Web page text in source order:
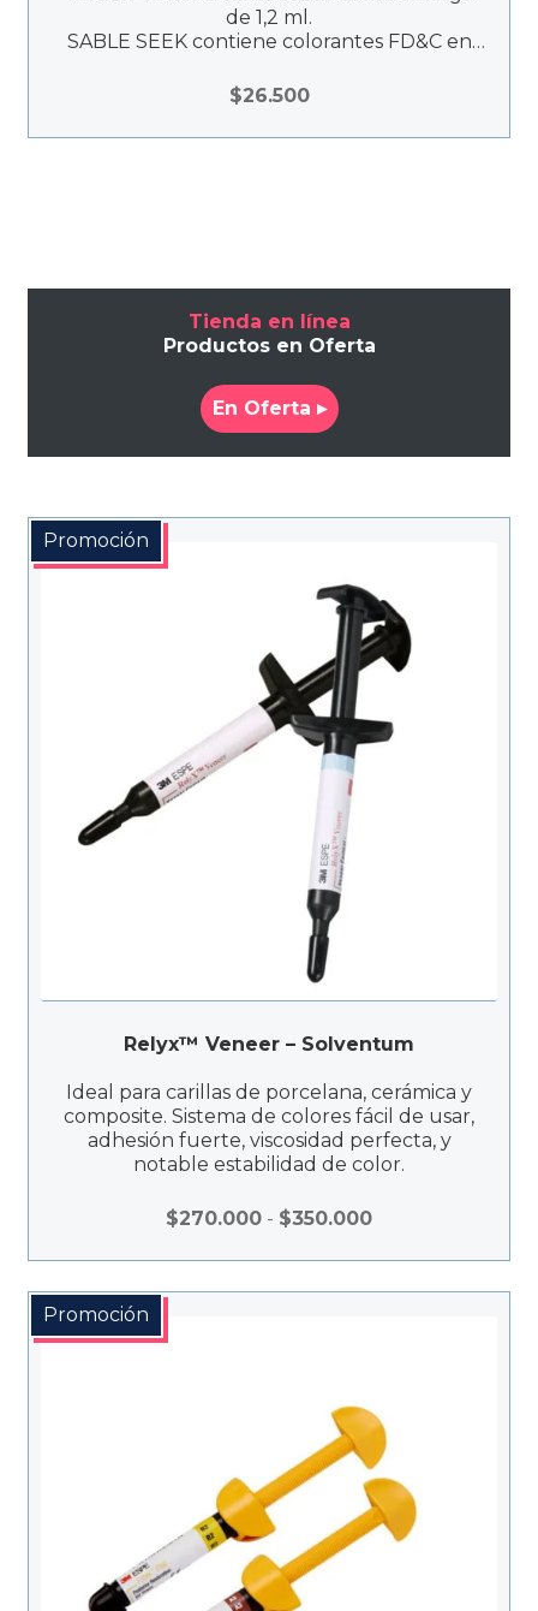
de 1,2 ml.
SABLE SEEK contiene colorantes FD&C en
cariada de color verde, de modo que pueda
identificar, incluso en preparaciones de más
$26.500
Tienda en línea
Productos en Oferta
En Oferta ▸
Promoción
Relyx™ Veneer – Solventum
Ideal para carillas de porcelana, cerámica y
composite. Sistema de colores fácil de usar,
adhesión fuerte, viscosidad perfecta, y
notable estabilidad de color.
$270.000 - $350.000Rango
Promoción